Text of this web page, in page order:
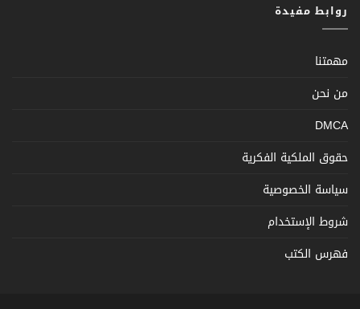
روابط مفيدة
مهمتنا
من نحن
DMCA
حقوق الملكية الفكرية
سياسة الخصوصية
شروط الإستخدام
فهرس الكتب